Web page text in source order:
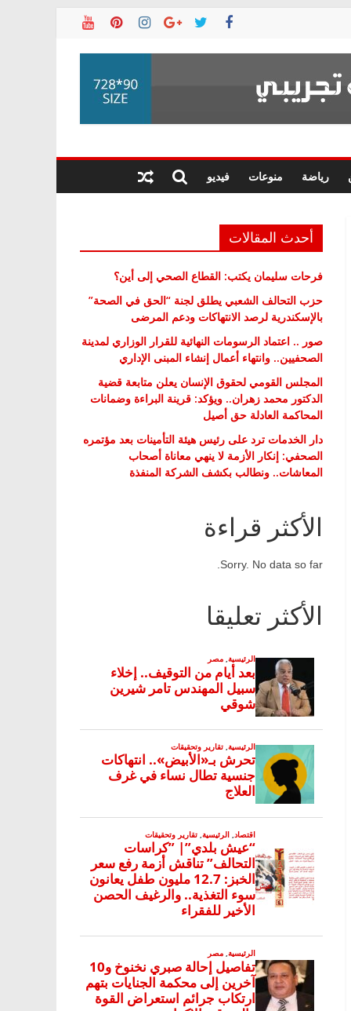
رياضة منوعات فيديو
أحدث المقالات
فرحات سليمان يكتب: القطاع الصحي إلى أين؟
حزب التحالف الشعبي يطلق لجنة “الحق في الصحة”
بالإسكندرية لرصد الانتهاكات ودعم المرضى
صور .. اعتماد الرسومات النهائية للقرار الوزاري لمدينة
الصحفيين.. وانتهاء أعمال إنشاء المبنى الإداري
المجلس القومي لحقوق الإنسان يعلن متابعة قضية
الدكتور محمد زهران.. ويؤكد: قرينة البراءة وضمانات
المحاكمة العادلة حق أصيل
دار الخدمات ترد على رئيس هيئة التأمينات بعد مؤتمره
الصحفي: إنكار الأزمة لا ينهي معاناة أصحاب
المعاشات.. ونطالب بكشف الشركة المنفذة
الأكثر قراءة
Sorry. No data so far.
الأكثر تعليقا